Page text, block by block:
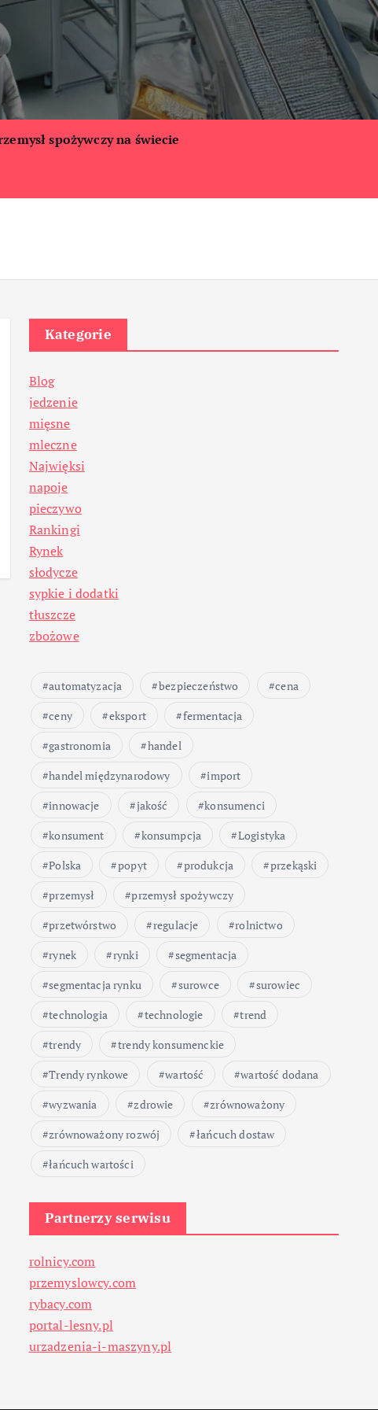
spożywczy na świecie
Kategorie
Blog
jedzenie
mięsne
mleczne
Najwięksi
napoje
pieczywo
Rankingi
Rynek
słodycze
sypkie i dodatki
tłuszcze
zbożowe
automatyzacja bezpieczeństwo
cena
ceny
eksport
fermentacja
gastronomia
handel
handel międzynarodowy
import
innowacje
jakość
konsumenci
konsument
konsumpcja
Logistyka
Polska
popyt produkcja
przekąski
przemysł
przemysł spożywczy
przetwórstwo
regulacje
rolnictwo
rynek
rynki
segmentacja
segmentacja rynku
surowce
surowiec
technologia
technologie
trend
trendy
trendy konsumenckie
Trendy rynkowe
wartość
wartość dodana
wyzwania
zdrowie
zrównoważony
zrównoważony rozwój
łańcuch dostaw
łańcuch wartości
Partnerzy serwisu
rolnicy.com
przemyslowcy.com
rybacy.com
portal-lesny.pl
urzadzenia-i-maszyny.pl